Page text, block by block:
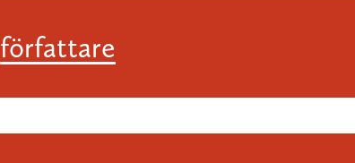
författare